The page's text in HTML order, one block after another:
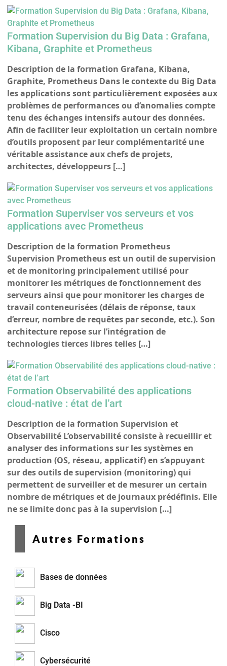
Formation Supervision du Big Data : Grafana,
Kibana, Graphite et Prometheus
Description de la formation Grafana, Kibana,
Graphite, Prometheus Dans le contexte du Big Data
les applications sont particulièrement exposées aux
problèmes de performances ou d’anomalies compte
tenu des échanges intensifs autour des données.
Afin de faciliter leur exploitation un certain nombre
d’outils proposent par leur complémentarité une
véritable assistance aux chefs de projets,
architectes, développeurs […]
Formation Superviser vos serveurs et vos
applications avec Prometheus
Description de la formation Prometheus
Supervision Prometheus est un outil de supervision
et de monitoring principalement utilisé pour
monitorer les métriques de fonctionnement des
serveurs ainsi que pour monitorer les charges de
travail conteneurisées (délais de réponse, taux
d’erreur, nombre de requêtes par seconde, etc.). Son
architecture repose sur l’intégration de
technologies tierces libres telles […]
Formation Observabilité des applications
cloud-native : état de l’art
Description de la formation Supervision et
Observabilité L’observabilité consiste à recueillir et
analyser des informations sur les systèmes en
production (OS, réseau, applicatif) en s’appuyant
sur des outils de supervision (monitoring) qui
permettent de surveiller et de mesurer un certain
nombre de métriques et de journaux prédéfinis. Elle
ne se limite donc pas à la supervision […]
Autres Formations
Bases de données
Big Data -BI
Cisco
Cybersécurité